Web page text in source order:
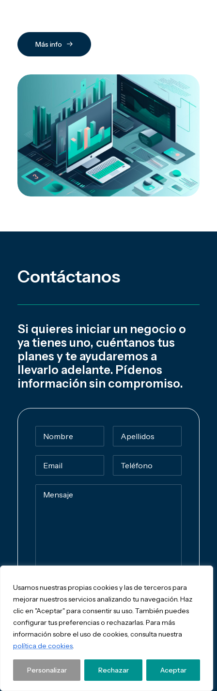
Usamos nuestras propias cookies y las de terceros para
mejorar nuestros servicios analizando tu navegación. Haz
clic en "Aceptar" para consentir su uso. También puedes
configurar tus preferencias o rechazarlas. Para más
información sobre el uso de cookies, consulta nuestra
política de cookies.
Personalizar Rechazar Aceptar
Más info
Contáctanos
Si quieres iniciar un negocio o
ya tienes uno, cuéntanos tus
planes y te ayudaremos a
llevarlo adelante. Pídenos
información sin compromiso.
He leído y acepto la política de
privacidad de Pablos Asesores SL.